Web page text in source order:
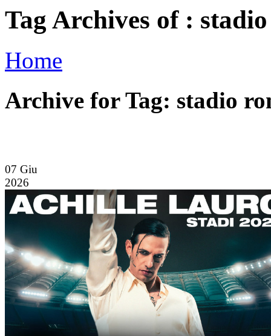
Tag Archives of :
Home
Archive for Tag: stadio
07 Giu
2026